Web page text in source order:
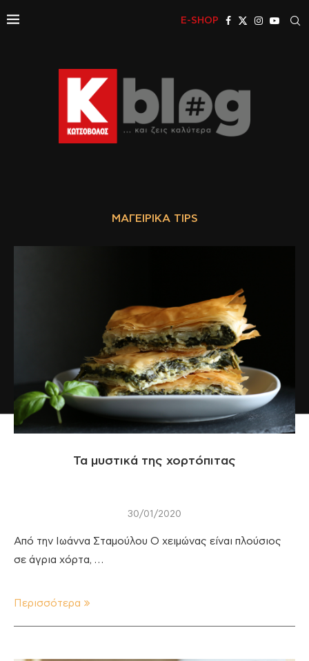
E-SHOP
ΜΑΓΕΙΡΙΚΆ TIPS
Τα μυστικά της χορτόπιτας
30/01/2020
Από την Ιωάννα Σταμούλου Ο χειμώνας είναι πλούσιος
σε άγρια χόρτα, …
Περισσότερα